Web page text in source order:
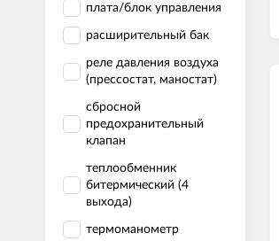
плата/блок управления
расширительный бак
реле давления воздуха
(прессостат, маностат)
сбросной
предохранительный
клапан
теплообменник
битермический (4
выхода)
термоманометр